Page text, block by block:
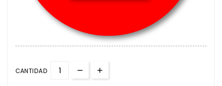
CANTIDAD